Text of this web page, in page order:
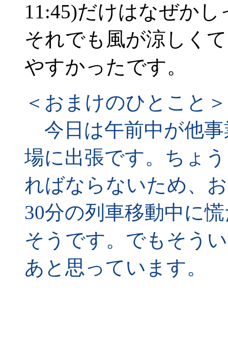
11:45)だけはなぜか
それでも風が涼しく
やすかったです。
＜おまけのひとこと＞
今日は午前中が他事
場に出張です。ちょ
ればならないため、
30分の列車移動中に
そうです。でもそう
あと思っています。